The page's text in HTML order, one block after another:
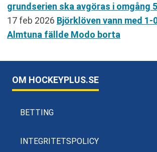
grundserien ska avgöras i omgång
17 feb 2026 Björklöven vann med 1-
Almtuna fällde Modo borta
OM HOCKEYPLUS.SE
BETTING
INTEGRITETSPOLICY